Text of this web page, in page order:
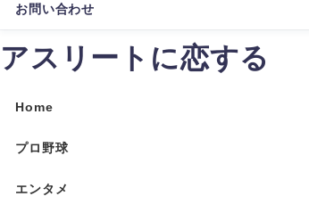
お問い合わせ
アスリートに恋する
Home
プロ野球
エンタメ